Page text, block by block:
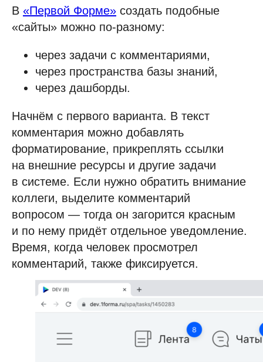
В «Первой Форме» создать подобные
«сайты» можно по-разному:
через задачи с комментариями,
через пространства базы знаний,
через дашборды.
Начнём с первого варианта. В текст
комментария можно добавлять
форматирование, прикреплять ссылки
на внешние ресурсы и другие задачи
в системе. Если нужно обратить внимание
коллеги, выделите комментарий
вопросом — тогда он загорится красным
и по нему придёт отдельное уведомление.
Время, когда человек просмотрел
комментарий, также фиксируется.